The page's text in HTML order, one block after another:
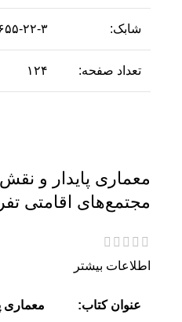
شابک: ۹۷۸-
تعداد صفحه: ۱۲۴
معماری پایدار و
مجتمع‌های اقامتی
اطلاعات بیشتر
عنوان کتاب: معماری